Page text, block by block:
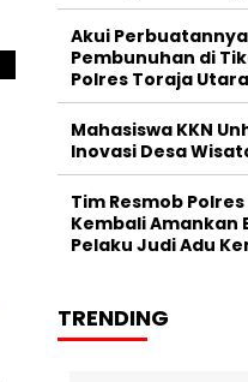
Akui
Pembunuhan di
Polres Toraja Utara
Mahasiswa KKN
Inovasi Desa
Tim Resmob
Kembali Amankan
Pelaku Judi Adu
TRENDING